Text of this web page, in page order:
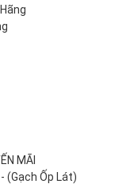
MÃI
(Gạch Ốp Lát)